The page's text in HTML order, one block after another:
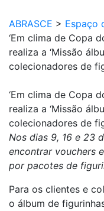
ABRASCE > Espaço
‘Em clima de Copa
realiza a ‘Missão
colecionadores de
‘Em clima de Copa
realiza a ‘Missão
colecionadores de
Nos dias 9, 16 e 23
encontrar vouchers
por pacotes de
Para os clientes e
o álbum de